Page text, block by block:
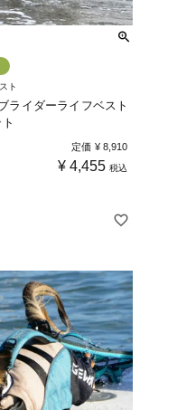
ト
ライダーライフベスト
定価 ¥ 8,910
¥ 4,455 税込